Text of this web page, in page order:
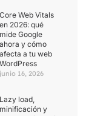
Core Web Vitals
en 2026: qué
mide Google
ahora y cómo
afecta a tu web
WordPress
junio 16, 2026
Lazy load,
minificación y